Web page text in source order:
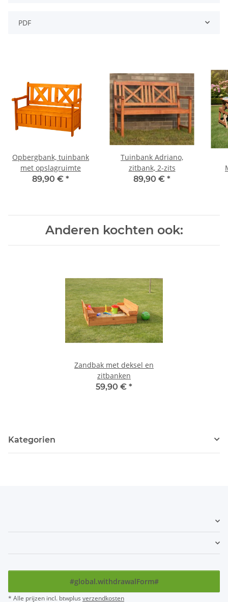
PDF
Opbergbank, tuinbank
met opslagruimte
89,90 € *
Tuinbank Adriano,
zitbank, 2-zits
89,90 € *
Anderen kochten ook:
Zandbak met deksel en
zitbanken
59,90 € *
Kategorien
#global.withdrawalForm#
* Alle prijzen incl. btwplus verzendkosten